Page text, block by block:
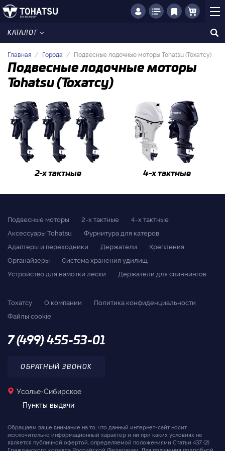
КАТАЛОГ
Главная Города Подвесные лодочные моторы Tohatsu (Тохатсу)
Подвесные лодочные моторы
Tohatsu (Тохатсу)
2-x тактные 4-x тактные
Подвесные моторы 2-x тактные
4-x тактные
Аксессуары Tohatsu
Фурнитура для катеров
Адаптеры и переходники
Держатели
Крепления
Органайзеры
Система хранения удилищ
Устройство для намотки лески
Держатели для спиннингов
Тохатсу О компании
Политика конфиденциальности
Файлы cookie
7 (499) 455-53-01
ОБРАТНЫЙ ЗВОНОК
Усолье-Сибирское
Пункты выдачи
Обращаем ваше внимание на то, что данный интернет-сайт носит
исключительно информационный характер и ни при каких условиях не
является публичной офертой, определяемой положениями Статьи 437 (2)
Гражданского кодекса Российской Федерации. Для получения подробной